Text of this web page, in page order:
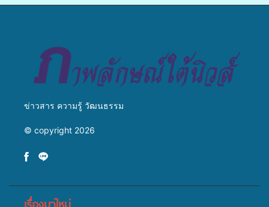
ชีวิตประชาชนอย่างยั่งยืน
ข่าวสาร ความรู้ วัฒนธรรม
© copyright 2026
เรื่องมาใหม่